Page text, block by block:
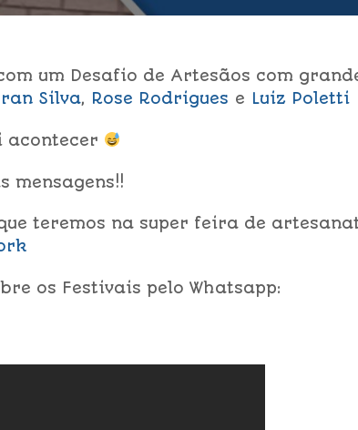
um Desafio de Artesãos com
Silva, Rose Rodrigues e Luiz Poletti
acontecer
mensagens!!
teremos na super feira de
os Festivais pelo Whatsapp: